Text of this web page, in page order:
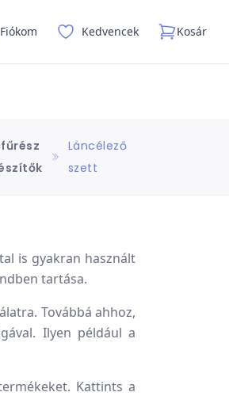
Fiókom Kedvencek Kosár
Láncélező
szett
is gyakran használt
tartása.
Továbbá ahhoz,
Ilyen például a
Kattints a